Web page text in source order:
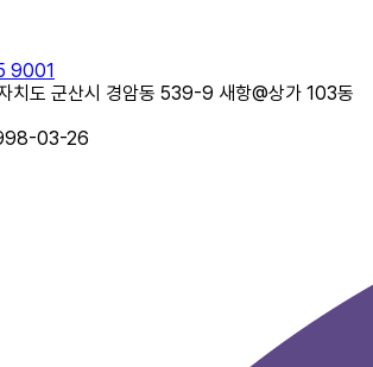
9001
치도 군산시 경암동 539-9 새항@상가 103동
03-26